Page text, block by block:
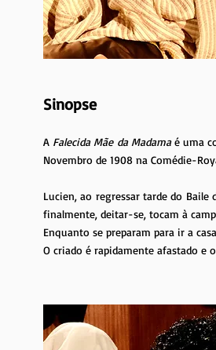
Sinopse
A Falecida Mãe da Madamaé uma
Novembro de 1908 na Comédie-
Lucien, ao regressar tarde do Baile
finalmente, deitar-se, tocam à
Enquanto se preparam para ir a
O criado é rapidamente afastado e